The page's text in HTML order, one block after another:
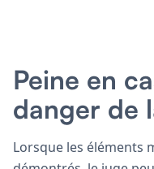
Peine en
danger de
Lorsque les éléments